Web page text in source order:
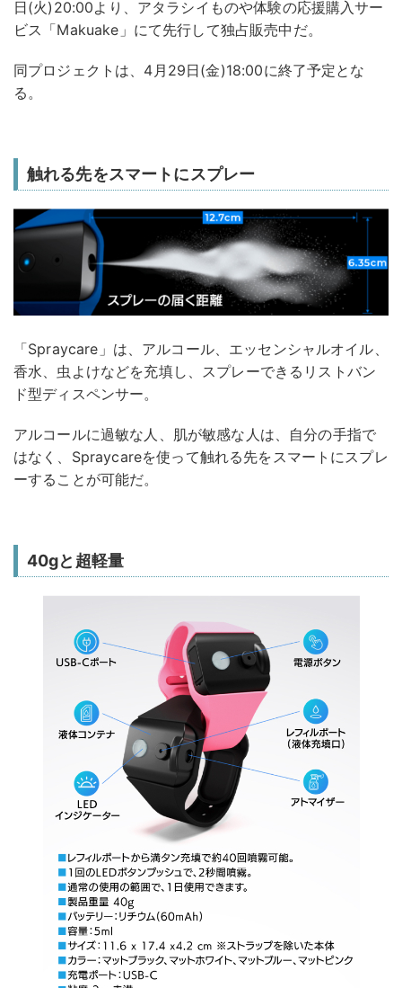
日(火)20:00より、アタラシイものや体験の応援購入サー
ビス「Makuake」にて先行して独占販売中だ。
同プロジェクトは、4月29日(金)18:00に終了予定とな
る。
触れる先をスマートにスプレー
「Spraycare」は、アルコール、エッセンシャルオイル、
香水、虫よけなどを充填し、スプレーできるリストバン
ド型ディスペンサー。
アルコールに過敏な人、肌が敏感な人は、自分の手指で
はなく、Spraycareを使って触れる先をスマートにスプレ
ーすることが可能だ。
40gと超軽量